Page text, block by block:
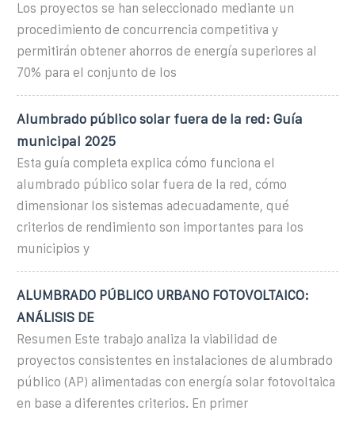
Los proyectos se han seleccionado mediante un
procedimiento de concurrencia competitiva y
permitirán obtener ahorros de energía superiores al
70% para el conjunto de los
Alumbrado público solar fuera de la red: Guía
municipal 2025
Esta guía completa explica cómo funciona el
alumbrado público solar fuera de la red, cómo
dimensionar los sistemas adecuadamente, qué
criterios de rendimiento son importantes para los
municipios y
ALUMBRADO PÚBLICO URBANO FOTOVOLTAICO:
ANÁLISIS DE
Resumen Este trabajo analiza la viabilidad de
proyectos consistentes en instalaciones de alumbrado
público (AP) alimentadas con energía solar fotovoltaica
en base a diferentes criterios. En primer